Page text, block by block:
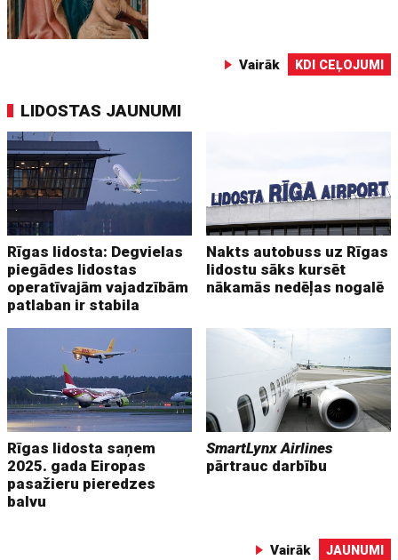
Vairāk KDI CEĻOJUMI
LIDOSTAS JAUNUMI
Rīgas lidosta: Degvielas
piegādes lidostas
operatīvajām vajadzībām
patlaban ir stabila
Nakts autobuss uz Rīgas
lidostu sāks kursēt
nākamās nedēļas nogalē
Rīgas lidosta saņem
2025. gada Eiropas
pasažieru pieredzes
balvu
SmartLynx Airlines
pārtrauc darbību
Vairāk JAUNUMI